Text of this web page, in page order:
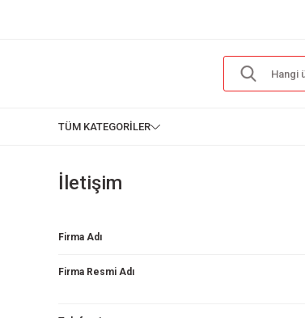
TÜM KATEGORİLER
İletişim
Firma Adı
Firma Resmi Adı